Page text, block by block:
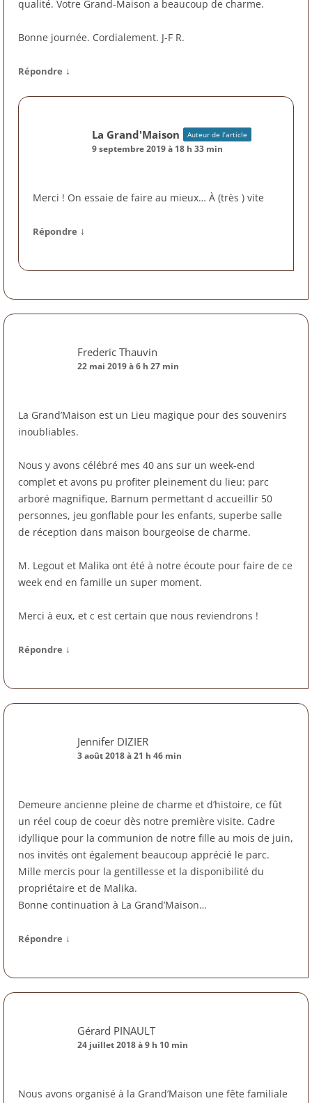
qualité. Votre Grand-Maison a beaucoup de charme.
Bonne journée. Cordialement. J-F R.
Répondre ↓
La Grand'Maison Auteur de l’article
9 septembre 2019 à 18 h 33 min
Merci ! On essaie de faire au mieux… À (très ) vite
Répondre ↓
Frederic Thauvin
22 mai 2019 à 6 h 27 min
La Grand’Maison est un Lieu magique pour des souvenirs
inoubliables.
Nous y avons célébré mes 40 ans sur un week-end
complet et avons pu profiter pleinement du lieu: parc
arboré magnifique, Barnum permettant d accueillir 50
personnes, jeu gonflable pour les enfants, superbe salle
de réception dans maison bourgeoise de charme.
M. Legout et Malika ont été à notre écoute pour faire de ce
week end en famille un super moment.
Merci à eux, et c est certain que nous reviendrons !
Répondre ↓
Jennifer DIZIER
3 août 2018 à 21 h 46 min
Demeure ancienne pleine de charme et d’histoire, ce fût
un réel coup de coeur dès notre première visite. Cadre
idyllique pour la communion de notre fille au mois de juin,
nos invités ont également beaucoup apprécié le parc.
Mille mercis pour la gentillesse et la disponibilité du
propriétaire et de Malika.
Bonne continuation à La Grand’Maison…
Répondre ↓
Gérard PINAULT
24 juillet 2018 à 9 h 10 min
Nous avons organisé à la Grand’Maison une fête familiale